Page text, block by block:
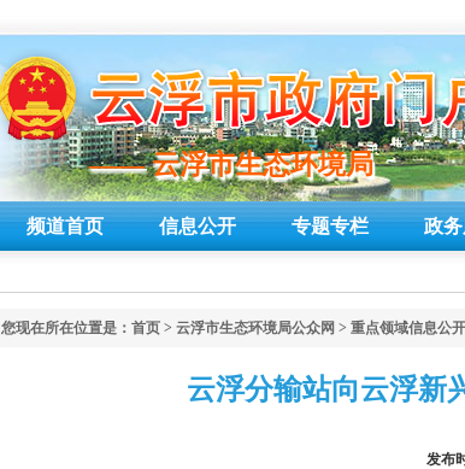
—— 云浮市生态环境局
—— 云浮市生态环境局
频道首页 信息公开 专题专栏 政
您现在所在位置是： 首页 > 云浮市生态环境局公众网 > 重点领域信息公
云浮分输站向云浮新
发布